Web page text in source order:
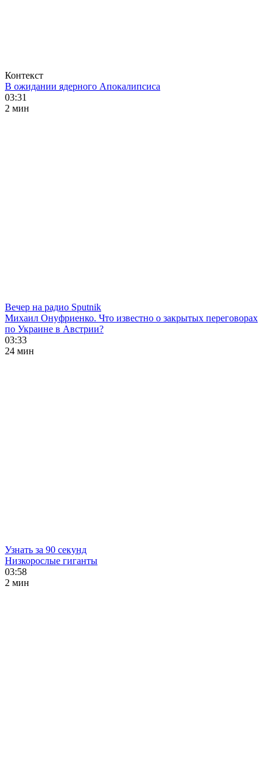
Контекст
В ожидании ядерного Апокалипсиса
03:31
2 мин
Вечер на радио Sputnik
Михаил Онуфриенко. Что известно о закрытых переговорах
по Украине в Австрии?
03:33
24 мин
Узнать за 90 секунд
Низкорослые гиганты
03:58
2 мин